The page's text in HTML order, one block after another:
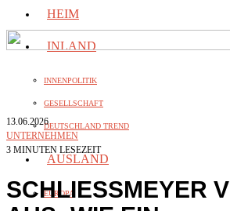
HEIM
INLAND
INNENPOLITIK
GESELLSCHAFT
DEUTSCHLAND TREND
AUSLAND
EUROPA
13.06.2026
UNTERNEHMEN
3 MINUTEN LESEZEIT
SCHLIESSMEYER